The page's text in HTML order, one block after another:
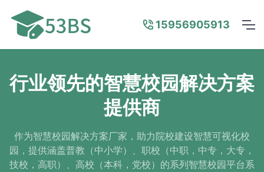
15956905913
行业领先的智慧校园解决方案
提供商
作为智慧校园解决方案厂家，助力院校建设智慧可视化校
园，提供涵盖普教（中小学）、职校（中职，中专，大专，
技校，高职）、高校（本科，党校）的系列智慧校园平台系